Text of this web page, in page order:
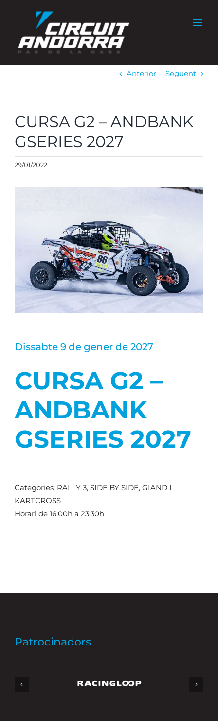
Anterior Següent
CURSA G2 – ANDBANK
GSERIES 2027
29/01/2022
Dissabte 9 de gener de 2027
CURSA G2 –
ANDBANK
GSERIES 2027
Categories: RALLY 3, SIDE BY SIDE, GIAND I
KARTCROSS
Horari de 16:00h a 23:30h
Patrocinadors